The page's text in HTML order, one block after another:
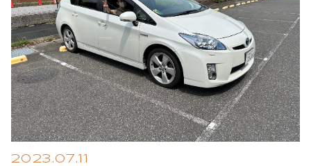
プライバシーポリシー
2023.07.11